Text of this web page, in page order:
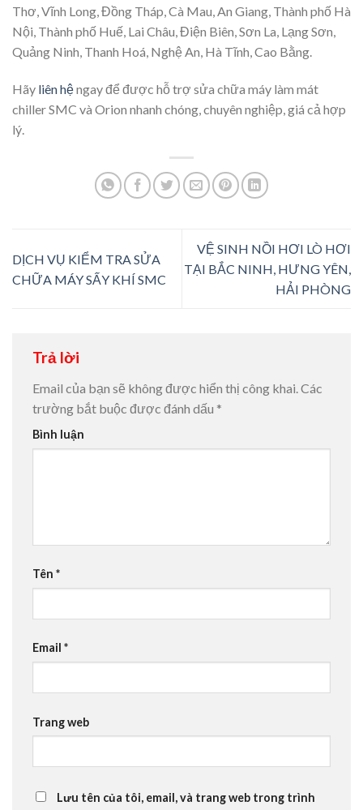
Thơ, Vĩnh Long, Đồng Tháp, Cà Mau, An Giang, Thành phố Hà
Nội, Thành phố Huế, Lai Châu, Điện Biên, Sơn La, Lạng Sơn,
Quảng Ninh, Thanh Hoá, Nghệ An, Hà Tĩnh, Cao Bằng.
Hãy liên hệngay để được hỗ trợ sửa chữa máy làm mát
chiller SMC và Orion nhanh chóng, chuyên nghiệp, giá cả hợp
lý.
DỊCH VỤ KIỂM TRA SỬA
CHỮA MÁY SẤY KHÍ SMC
VỆ SINH NỒI HƠI LÒ HƠI
TẠI BẮC NINH, HƯNG YÊN,
HẢI PHÒNG
Trả lời
Email của bạn sẽ không được hiển thị công khai.Các
trường bắt buộc được đánh dấu *
Bình luận
Tên *
Email *
Trang web
Lưu tên của tôi, email, và trang web trong trình